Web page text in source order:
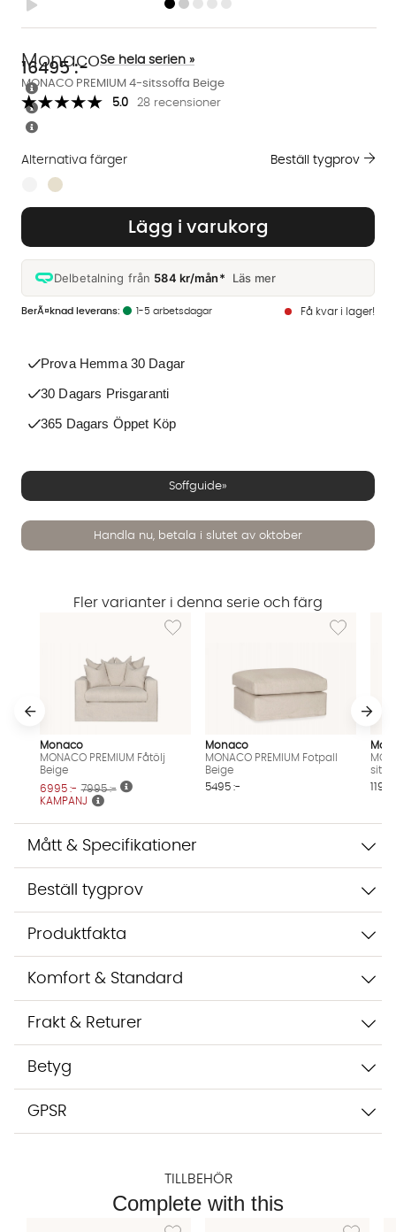
MONACO PREMIUM 4-sitssoffa Beige
MonacoSe hela serien »
5.0 28 recensioner
16495:-
Lägg i varukorg
Delbetalning från 584 kr/mån* Läs mer
1-5 arbetsdagar Få kvar i lager!
Alternativa färger
Finns även i dessa färger:
Beställ tygprov
Prova Hemma 30 Dagar
30 Dagars Prisgaranti
365 Dagars Öppet Köp
Soffguide»
Handla nu, betala i slutet av oktober
Fler varianter i denna serie och färg
Lägg till i önskelista: MONACO PREMIUM
Monaco
MONACO PREMIUM Fåtölj
Beige
KAMPANJ
6995 :- 7995 :-
Lägg till i
Monaco
MONACO PREMIUM Fotpall
Beige
5495 :-
Mått & Specifikationer
Beställ tygprov
Produktfakta
Komfort & Standard
Frakt & Returer
Betyg
GPSR
TILLBEHÖR
Complete with this
Lägg till i önskelista: KLÄDSEL Monaco
Lägg till i
Vi använder AI för att svara på dina frågor. Konversationen
sparas i upp till 24 timmar för att kunna hjälpa dig. Vi delar
inte dina uppgifter med tredje part. Läs mer i vår
Starta chatten